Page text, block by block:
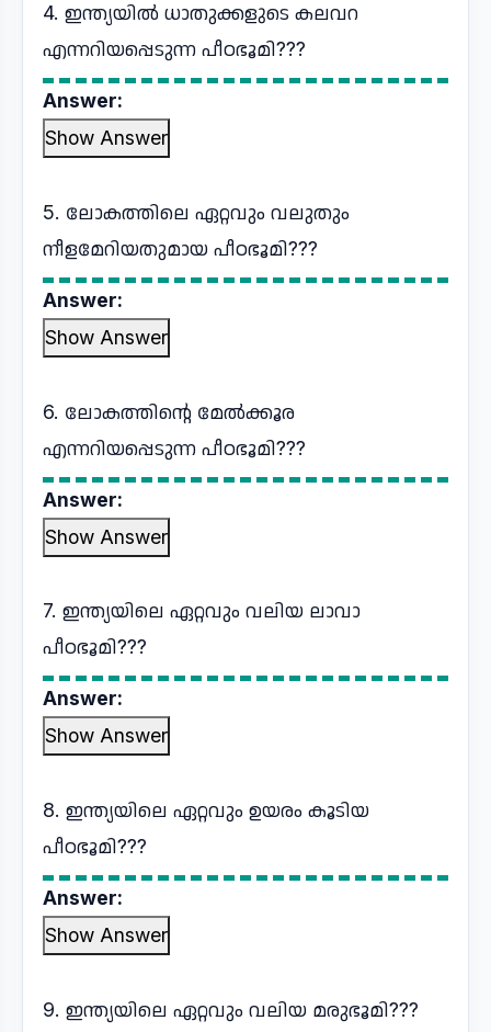
4. ഇന്ത്യയിൽ ധാതുക്കളുടെ കലവറ
എന്നറിയപ്പെടുന്ന പീഠഭൂമി???
Answer:
Show Answer
5. ലോകത്തിലെ ഏറ്റവും വലുതും
നീളമേറിയതുമായ പീഠഭൂമി???
Answer:
Show Answer
6. ലോകത്തിന്റെ മേൽക്കൂര
എന്നറിയപ്പെടുന്ന പീഠഭൂമി???
Answer:
Show Answer
7. ഇന്ത്യയിലെ ഏറ്റവും വലിയ ലാവാ
പീഠഭൂമി???
Answer:
Show Answer
8. ഇന്ത്യയിലെ ഏറ്റവും ഉയരം കൂടിയ
പീഠഭൂമി???
Answer:
Show Answer
9. ഇന്ത്യയിലെ ഏറ്റവും വലിയ മരുഭൂമി???